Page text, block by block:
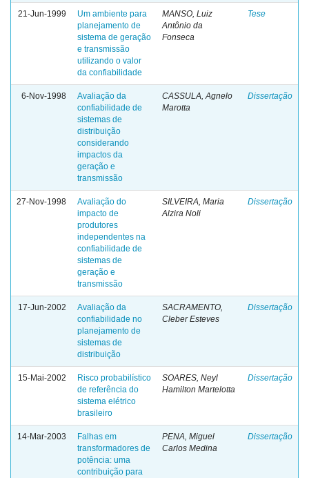
21-Jun-1999
Um ambiente para
planejamento de
sistema de geração
e transmissão
utilizando o valor
da confiabilidade
MANSO, Luiz
Antônio da
Fonseca
Tese
6-Nov-1998
Avaliação da
confiabilidade de
sistemas de
distribuição
considerando
impactos da
geração e
transmissão
CASSULA, Agnelo
Marotta
Dissertação
27-Nov-1998
Avaliação do
impacto de
produtores
independentes na
confiabilidade de
sistemas de
geração e
transmissão
SILVEIRA, Maria
Alzira Noli
Dissertação
17-Jun-2002
Avaliação da
confiabilidade no
planejamento de
sistemas de
distribuição
SACRAMENTO,
Cleber Esteves
Dissertação
15-Mai-2002
Risco probabilístico
de referência do
sistema elétrico
brasileiro
SOARES, Neyl
Hamilton Martelotta
Dissertação
14-Mar-2003
Falhas em
transformadores de
potência: uma
contribuição para
PENA, Miguel
Carlos Medina
Dissertação